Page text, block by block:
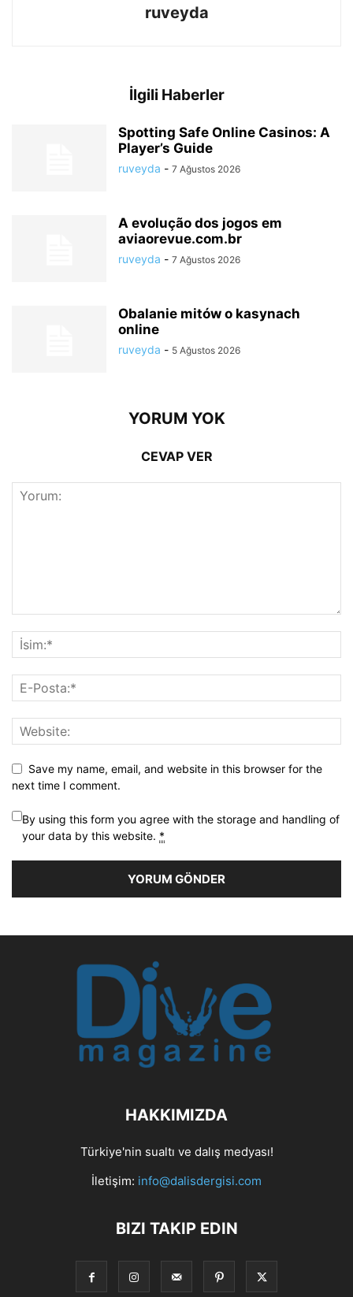
ruveyda
İlgili Haberler
Spotting Safe Online Casinos: A
Player’s Guide
ruveyda - 7 Ağustos 2026
A evolução dos jogos em
aviaorevue.com.br
ruveyda - 7 Ağustos 2026
Obalanie mitów o kasynach
online
ruveyda - 5 Ağustos 2026
YORUM YOK
CEVAP VER
Save my name, email, and website in this browser for the
next time I comment.
By using this form you agree with the storage and handling of
your data by this website. *
HAKKIMIZDA
Türkiye'nin sualtı ve dalış medyası!
İletişim: info@dalisdergisi.com
BIZI TAKIP EDIN